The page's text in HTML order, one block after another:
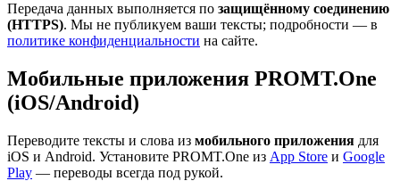
Передача данных выполняется по защищённому соединению
(HTTPS). Мы не публикуем ваши тексты; подробности — в
политике конфиденциальности на сайте.
Мобильные приложения PROMT.One
(iOS/Android)
Переводите тексты и слова из мобильного приложения для
iOS и Android. Установите PROMT.One из App Store и Google
Play — переводы всегда под рукой.